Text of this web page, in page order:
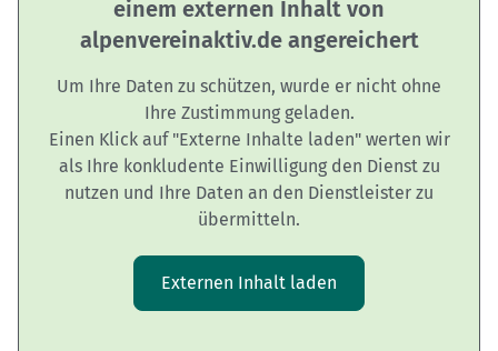
einem externen Inhalt von
alpenvereinaktiv.de angereichert
Um Ihre Daten zu schützen, wurde er nicht ohne
Ihre Zustimmung geladen.
Einen Klick auf "Externe Inhalte laden" werten wir
als Ihre konkludente Einwilligung den Dienst zu
nutzen und Ihre Daten an den Dienstleister zu
übermitteln.
Externen Inhalt laden